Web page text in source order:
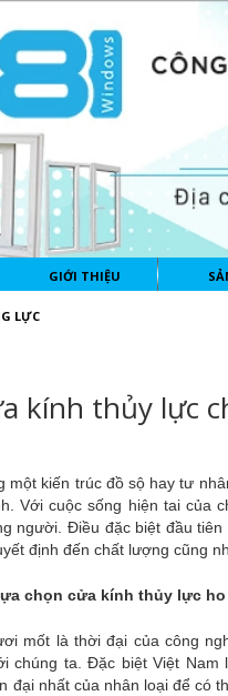
GIỚI THIỆU
LỰC
kính thủy lực
một kiến trúc đồ sộ hay tư
Với cuộc sống hiện tai của
người. Điều đặc biệt đầu
định đến chất lượng cũng
chọn cửa kính thủy lực
mốt là thời đại của công
chúng ta. Đặc biệt Việt
đại nhất của nhân loại để có